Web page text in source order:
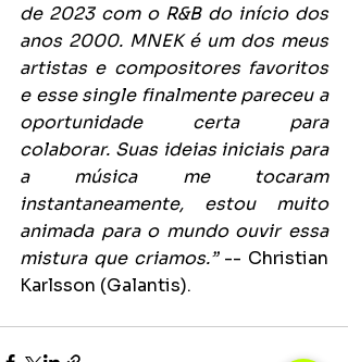
de 2023 com o R&B do início dos
anos 2000. MNEK é um dos meus
artistas e compositores favoritos
e esse single finalmente pareceu a
oportunidade certa para
colaborar. Suas ideias iniciais para
a música me tocaram
instantaneamente, estou muito
animada para o mundo ouvir essa
mistura que criamos.” -- Christian
Karlsson (Galantis).